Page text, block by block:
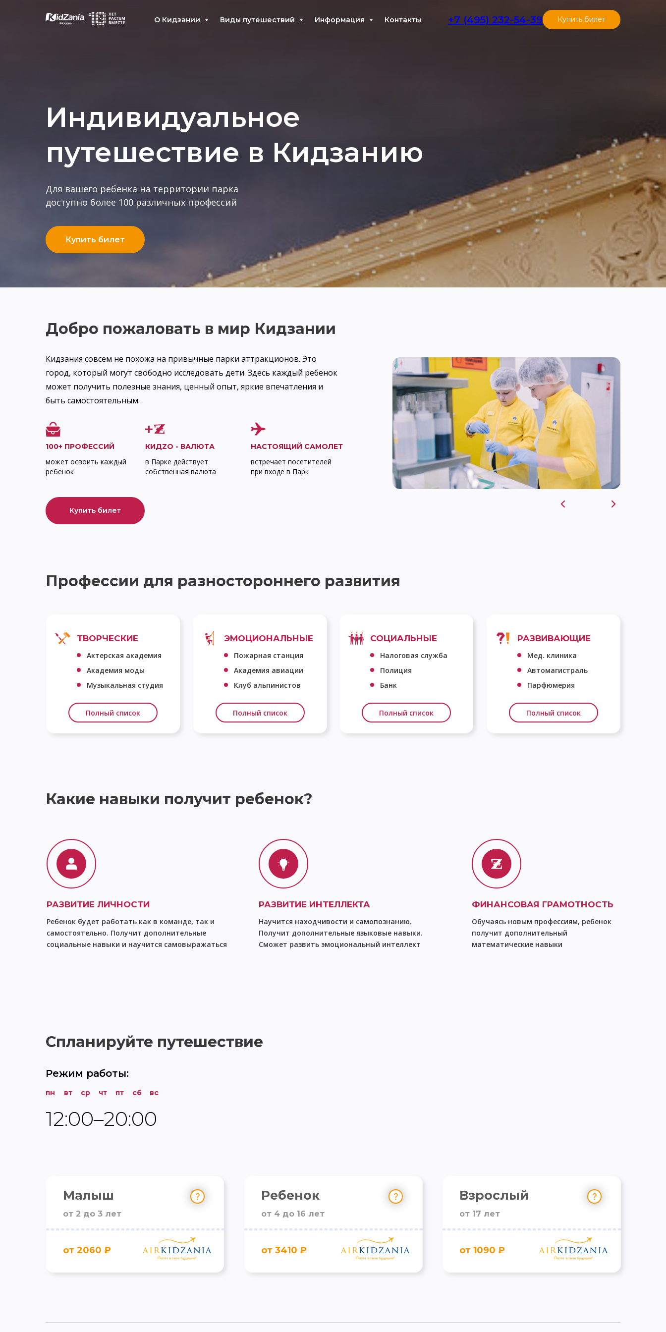
О Кидзании Виды путешествий Информация Контакты +7 (495) 232-54-39 Купить билет
Индивидуальное
путешествие в Кидзанию
Для вашего ребенка на территории парка
доступно более 100 различных профессий
Купить билет
Добро пожаловать в мир Кидзании
Купить билет
Кидзания совсем не похожа на привычные парки аттракционов. Это
город, который могут свободно исследовать дети. Здесь каждый ребенок
может получить полезные знания, ценный опыт, яркие впечатления и
быть самостоятельным.
100+ ПРОФЕССИЙ
может освоить каждый
ребенок
КИДZО - ВАЛЮТА
в Парке действует
собственная валюта
НАСТОЯЩИЙ САМОЛЕТ
встречает посетителей
при входе в Парк
ТВОРЧЕСКИЕ
Профессии для разностороннего развития
Актерская академия
Академия моды
Музыкальная студия
ЭМОЦИОНАЛЬНЫЕ
Пожарная станция
Академия авиации
Клуб альпинистов
СОЦИАЛЬНЫЕ
Налоговая служба
Полиция
Банк
РАЗВИВАЮЩИЕ
Мед. клиника
Автомагистраль
Парфюмерия
Полный список Полный список Полный список Полный список
РАЗВИТИЕ ЛИЧНОСТИ
Какие навыки получит ребенок?
Ребенок будет работать как в команде, так и
самостоятельно. Получит дополнительные
социальные навыки и научится самовыражаться
РАЗВИТИЕ ИНТЕЛЛЕКТА
Научится находчивости и самопознанию.
Получит дополнительные языковые навыки.
Сможет развить эмоциональный интеллект
ФИНАНСОВАЯ ГРАМОТНОСТЬ
Обучаясь новым профессиям, ребенок
получит дополнительный
математические навыки
Спланируйте путешествие
Режим работы:
пн вт ср чт пт сб вс
Малыш
от 2 до 3 лет
от 2060 ₽
Ребенок
от 4 до 16 лет
Взрослый
от 17 лет
12:00–20:00
от 3410 ₽ от 1090 ₽